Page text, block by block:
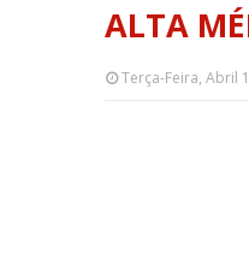
ALTA
Terça-Feira, Abril